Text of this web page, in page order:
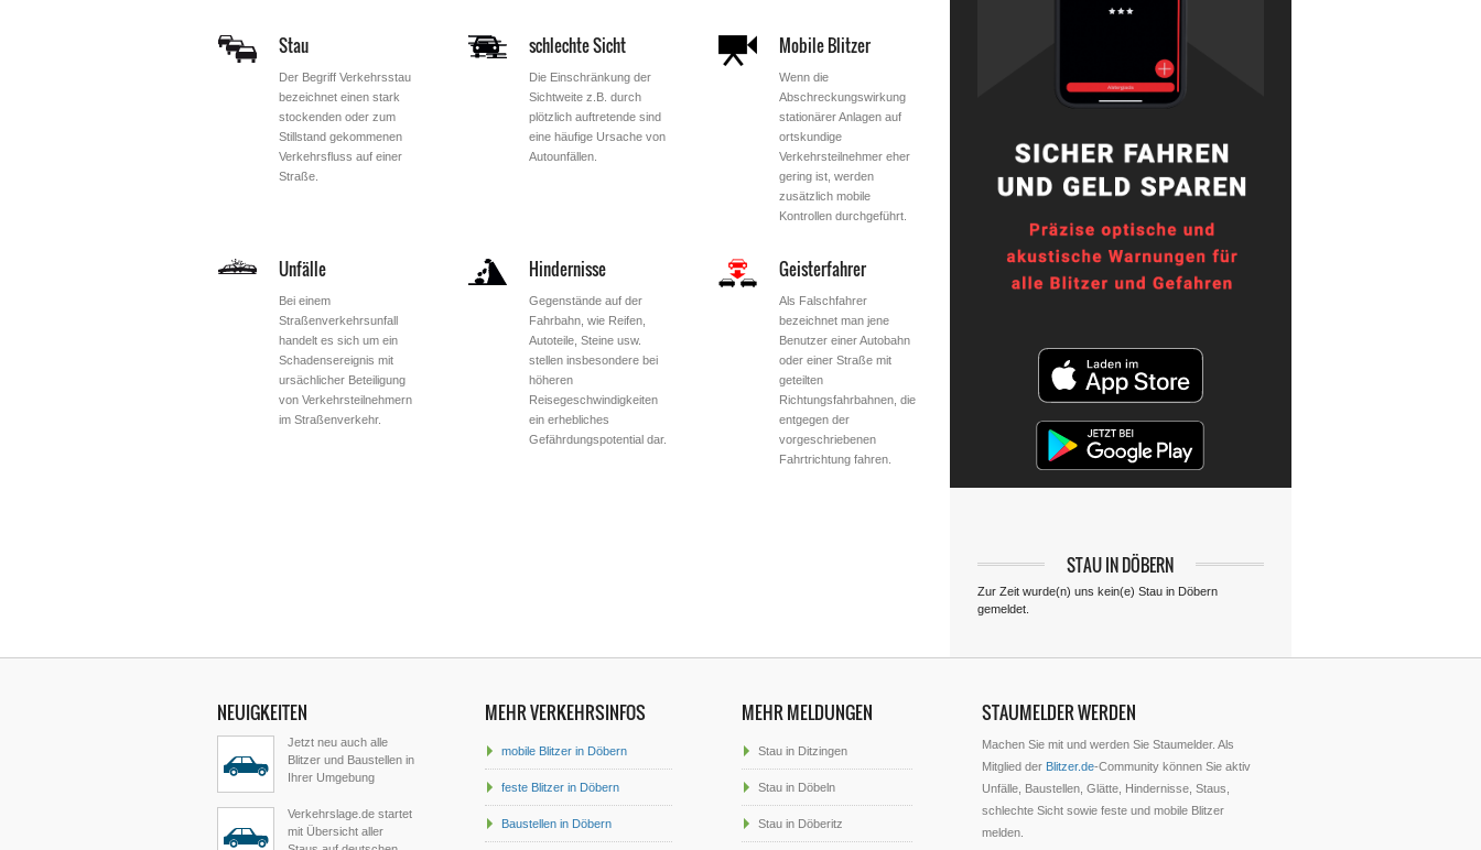
Stau
Der Begriff Verkehrsstau
bezeichnet einen stark
stockenden oder zum
Stillstand gekommenen
Verkehrsfluss auf einer
Straße.
schlechte Sicht
Die Einschränkung der
Sichtweite z.B. durch
plötzlich auftretende sind
eine häufige Ursache von
Autounfällen.
Mobile Blitzer
Wenn die
Abschreckungswirkung
stationärer Anlagen auf
ortskundige
Verkehrsteilnehmer eher
gering ist, werden
zusätzlich mobile
Kontrollen durchgeführt.
Unfälle
Bei einem
Straßenverkehrsunfall
handelt es sich um ein
Schadensereignis mit
ursächlicher Beteiligung
von Verkehrsteilnehmern
im Straßenverkehr.
Hindernisse
Gegenstände auf der
Fahrbahn, wie Reifen,
Autoteile, Steine usw.
stellen insbesondere bei
höheren
Reisegeschwindigkeiten
ein erhebliches
Gefährdungspotential dar.
Geisterfahrer
Als Falschfahrer
bezeichnet man jene
Benutzer einer Autobahn
oder einer Straße mit
geteilten
Richtungsfahrbahnen, die
entgegen der
vorgeschriebenen
Fahrtrichtung fahren.
STAU IN DÖBERN
Zur Zeit wurde(n) uns kein(e) Stau in Döbern
gemeldet.
NEUIGKEITEN
Jetzt neu auch alle
Blitzer und Baustellen in
Ihrer Umgebung
Verkehrslage.de startet
mit Übersicht aller
MEHR VERKEHRSINFOS
mobile Blitzer in Döbern
feste Blitzer in Döbern
Baustellen in Döbern
MEHR MELDUNGEN
Stau in Ditzingen
Stau in Döbeln
Stau in Döberitz
STAUMELDER WERDEN
Machen Sie mit und werden Sie Staumelder. Als
Mitglied der Blitzer.de-Community können Sie aktiv
Unfälle, Baustellen, Glätte, Hindernisse, Staus,
schlechte Sicht sowie feste und mobile Blitzer
melden.